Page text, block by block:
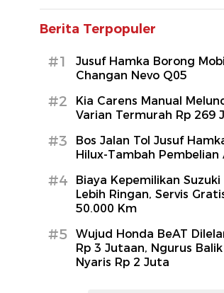
Berita Terpopuler
#1
Jusuf Hamka Borong
Changan Nevo Q05
#2
Kia Carens Manual
Varian Termurah Rp 269
#3
Bos Jalan Tol Jusuf
Hilux-Tambah Pembelian
#4
Biaya Kepemilikan Suzuki
Lebih Ringan, Servis
50.000 Km
#5
Wujud Honda BeAT
Rp 3 Jutaan, Ngurus
Nyaris Rp 2 Juta